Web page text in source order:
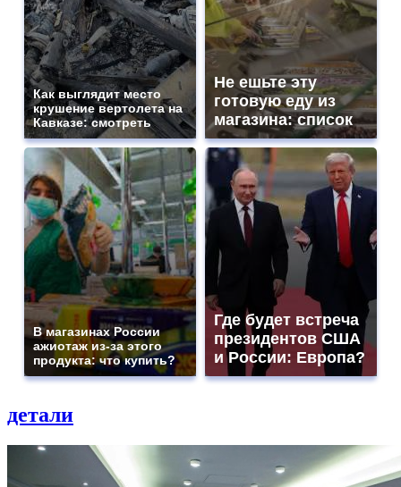
Как выглядит место
крушение вертолета на
Кавказе: смотреть
Не ешьте эту
готовую еду из
магазина: список
В магазинах России
ажиотаж из-за этого
продукта: что купить?
Где будет встреча
президентов США
и России: Европа?
детали